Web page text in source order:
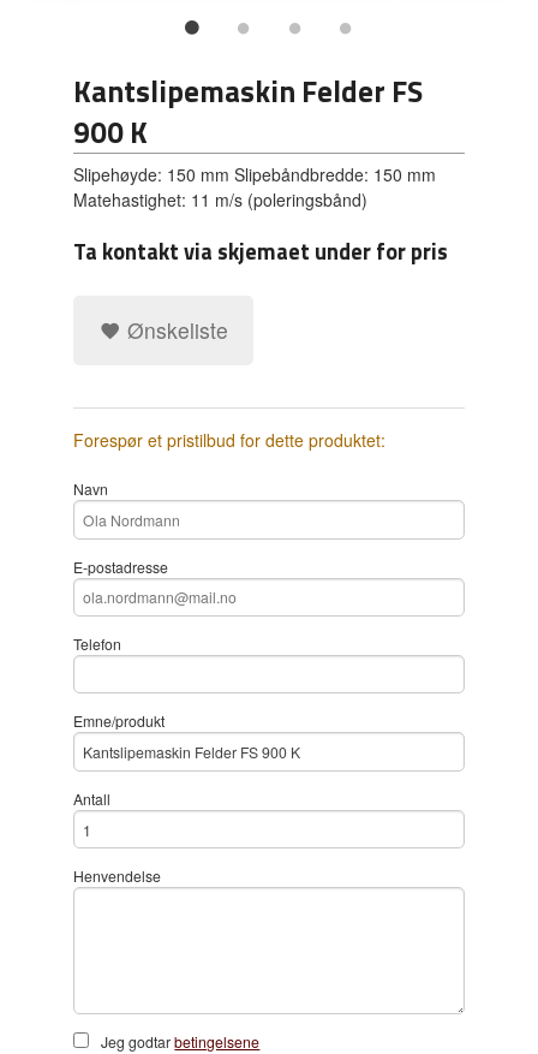
Kantslipemaskin Felder FS
900 K
Slipehøyde: 150 mm Slipebåndbredde: 150 mm
Matehastighet: 11 m/s (poleringsbånd)
Ta kontakt via skjemaet under for pris
Ønskeliste
Forespør et pristilbud for dette produktet:
Navn
E-postadresse
Telefon
Emne/produkt
Antall
Henvendelse
Jeg godtarbetingelsene